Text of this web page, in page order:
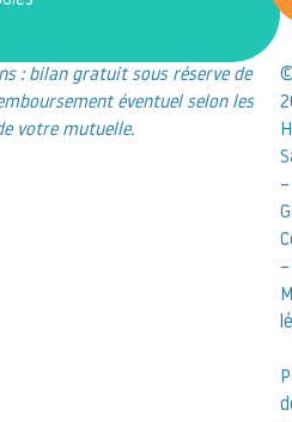
: bilan gratuit sous réserve de
éventuel selon les
votre mutuelle.
–
–